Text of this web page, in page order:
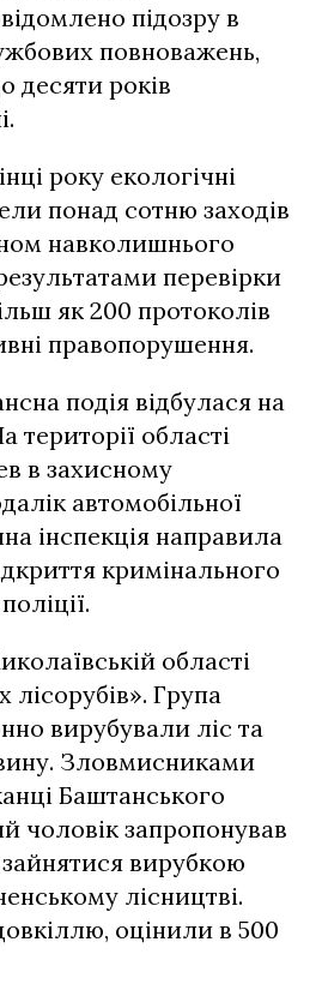
підозру в
повноважень,
десяти років
року екологічні
понад сотню заходів
навколишнього
перевірки
як 200 протоколів
правопорушення.
подія відбулася на
області
в захисному
автомобільної
інспекція направила
кримінального
області
Група
вирубували ліс та
Зловмисниками
Баштанського
чоловік запропонував
вирубкою
лісництві.
оцінили в 500